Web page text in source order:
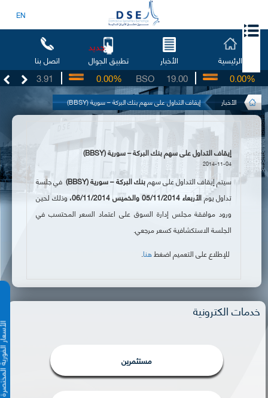
EN
الرئيسية الأخبار تطبيق الجوال
جديد
اتصل بنا
3.91
UG 19.00
BSO
0.00% 0.00%
الأخبار إيقاف التداول على سهم بنك البركة – سورية (BBSY)
الأسعار
إيقاف التداول على سهم بنك البركة – سورية (BBSY)
2014-11-04
سيتم إيقاف التداول على سهمبنك البركة – سورية (BBSY
) في جلسة
تداول يومالأربعاء 05/11/2014 والخميس 06/11/2014،
وذلك لحين
ورود موافقة مجلس إدارة السوق على اعتماد السعر المحتسب في
الجلسة الاستكشافية كسعر مرجعي.
للإطلاع على التعميم اضغطهنا.
خدمات الكترونية
مستثمرين